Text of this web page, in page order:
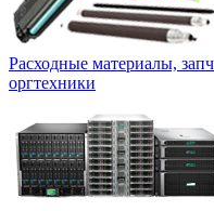
Расходные материалы,
оргтехники